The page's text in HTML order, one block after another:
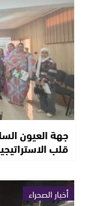
جهة العيون
قلب
أخبار الصحراء